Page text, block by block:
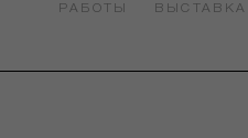
РАБОТЫ ВЫСТАВКА